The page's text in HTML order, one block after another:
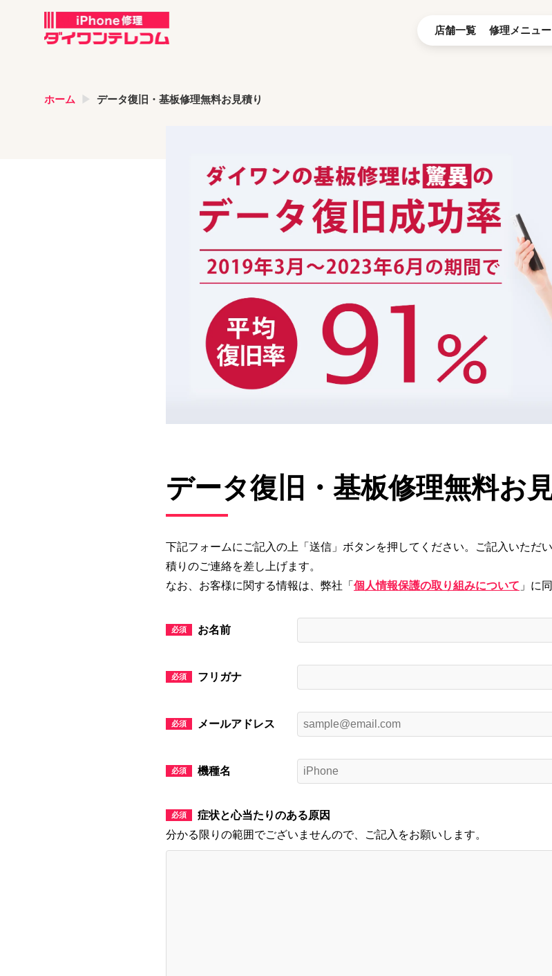
店舗一覧 修理メニュー
ホーム データ復旧・基板修理無料お見積り
データ復旧・基板修理無料お
下記フォームにご記入の上「送信」ボタンを押してください。ご記入いただ
積りのご連絡を差し上げます。
なお、お客様に関する情報は、弊社「 個人情報保護の取り組みについて 」に
お名前
フリガナ
メールアドレス
機種名
症状と心当たりのある原因
分かる限りの範囲でございませんので、ご記入をお願いします。